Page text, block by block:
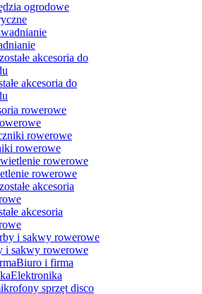
ogrodowe
akcesoria do
rowerowe
rowerowe
akcesoria
i sakwy rowerowe
Biuro i firma
Elektronika